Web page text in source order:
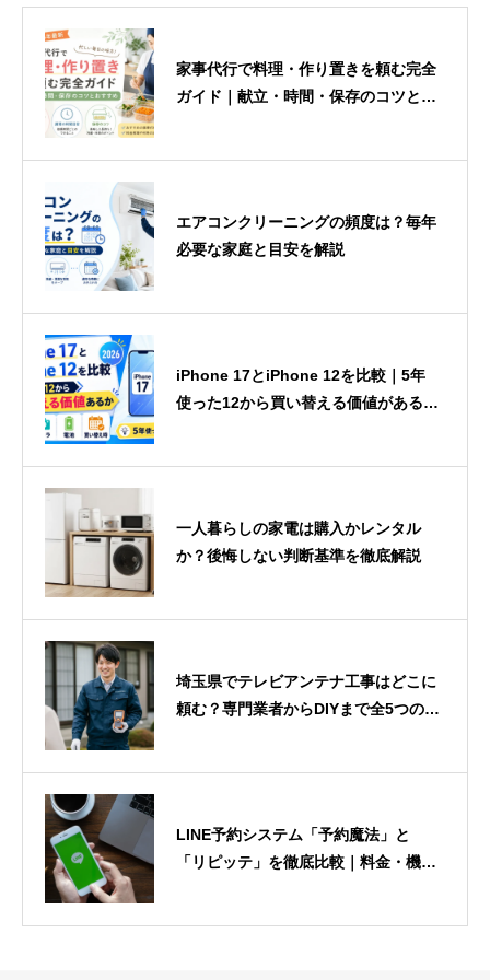
家事代行で料理・作り置きを頼む完全
ガイド｜献立・時間・保存のコツとお
エアコンクリーニングの頻度は？毎年
必要な家庭と目安を解説
iPhone 17とiPhone 12を比較｜5年
使った12から買い替える価値があるか
一人暮らしの家電は購入かレンタル
か？後悔しない判断基準を徹底解説
埼玉県でテレビアンテナ工事はどこに
頼む？専門業者からDIYまで全5つの選
LINE予約システム「予約魔法」と
「リピッテ」を徹底比較｜料金・機